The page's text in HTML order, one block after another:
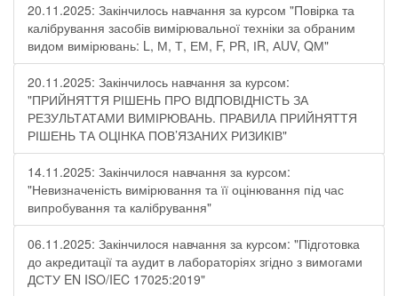
20.11.2025: Закінчилось навчання за курсом "Повірка та
калібрування засобів вимірювальної техніки за обраним
видом вимірювань: L, М, Т, ЕМ, F, РR, ІR, АUV, QМ"
20.11.2025: Закінчилось навчання за курсом:
"ПРИЙНЯТТЯ РІШЕНЬ ПРО ВІДПОВІДНІСТЬ ЗА
РЕЗУЛЬТАТАМИ ВИМІРЮВАНЬ. ПРАВИЛА ПРИЙНЯТТЯ
РІШЕНЬ ТА ОЦІНКА ПОВ’ЯЗАНИХ РИЗИКІВ"
14.11.2025: Закінчилося навчання за курсом:
"Невизначеність вимірювання та її оцінювання під час
випробування та калібрування"
06.11.2025: Закінчилося навчання за курсом: "Підготовка
до акредитації та аудит в лабораторіях згідно з вимогами
ДСТУ EN ISO/IEC 17025:2019"